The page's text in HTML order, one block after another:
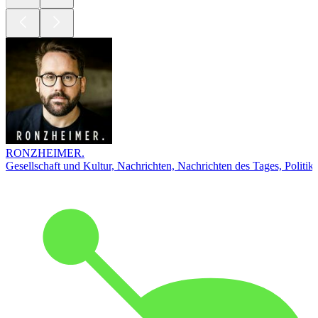
RONZHEIMER.
Gesellschaft und Kultur, Nachrichten, Nachrichten des Tages, Politik